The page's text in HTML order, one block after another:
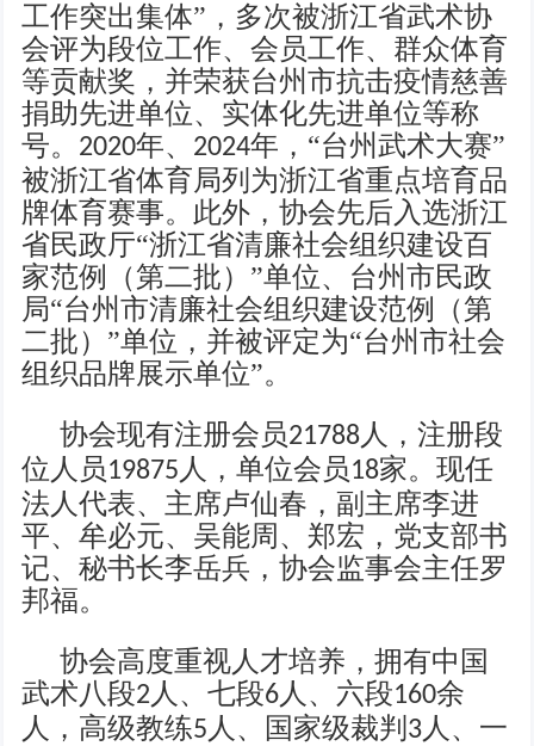
工作突出集体”， 多次被浙江省武术协
会评为段位工作、会员工作、群众体育
等贡献奖， 并荣获台州市抗击疫情慈善
捐助先进单位、实体化先进单位等称
号。 2020年、 2024年，“台州武术大赛”
被浙江省体育局列为浙江省重点培育品
牌体育赛事。此外，协会先后入选浙江
省民政厅“浙江省清廉社会组织建设百
家范例（第二批）”单位、台州市民政
局“台州市清廉社会组织建设范例（第
二批）”单位，并被评定为“台州市社会
组织品牌展示单位”。
协会现有注册会员21788 人，注册段
位人员19875 人 ， 单位会员18家。现任
法人代表、主席卢仙春，副主席李进
平、牟必元、吴能周、郑宏，党支部书
记、秘书长李岳兵，协会监事会主任罗
邦福。
协会高度重视人才培养，拥有中国
武术八段2 人、七段6 人、六段160余
人，高级教练5 人、国家级裁判 3 人、一